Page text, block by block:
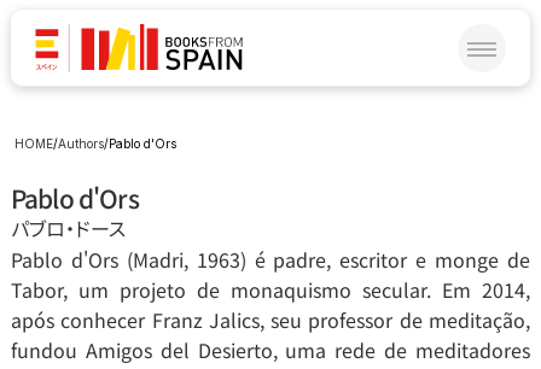
HOME/Authors/Pablo d'Ors
Pablo d'Ors
パブロ‧ドース
Pablo d'Ors (Madri, 1963) é padre, escritor e monge de
Tabor, um projeto de monaquismo secular. Em 2014,
após conhecer Franz Jalics, seu professor de meditação,
fundou Amigos del Desierto, uma rede de meditadores